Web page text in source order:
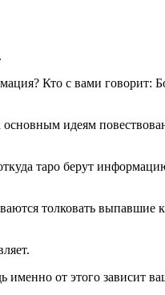
Кто с вами
идеям
таро берут
толковать
от этого зависит